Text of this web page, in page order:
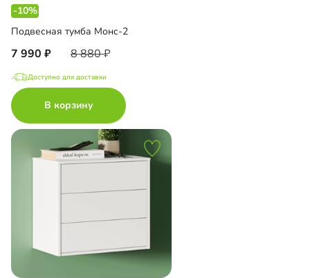
-10%
Подвесная тумба Монс-2
7 990 8 880
Доступно для доставки
В корзину